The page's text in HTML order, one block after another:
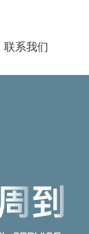
联系我们